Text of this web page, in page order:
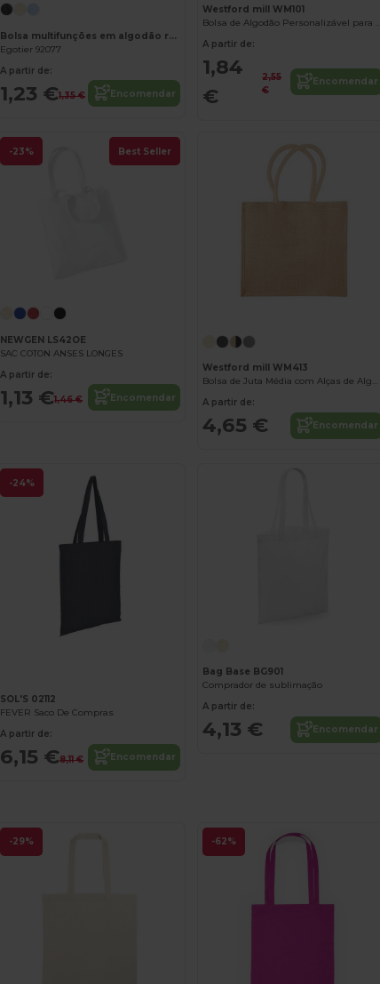
Bolsa multifunções em algodão reciclado (70%) e poliéster (30% rPET) (140 g/m²)
Egotier 92077
A partir de:
1,23 €1,35 € Encomendar
Westford mill WM101
Bolsa de Algodão Personalizável para Ombro
A partir de:
1,84
€
2,55
€
Encomendar
-23% Best Seller
NEWGEN LS42OE
SAC COTON ANSES LONGES
A partir de:
1,13 €1,46 € Encomendar
Westford mill WM413
Bolsa de Juta Média com Alças de Algodão
A partir de:
4,65 € Encomendar
-24%
SOL'S 02112
FEVER Saco De Compras
A partir de:
6,15 €8,11 € Encomendar
Bag Base BG901
Comprador de sublimação
A partir de:
4,13 € Encomendar
-29% -62%